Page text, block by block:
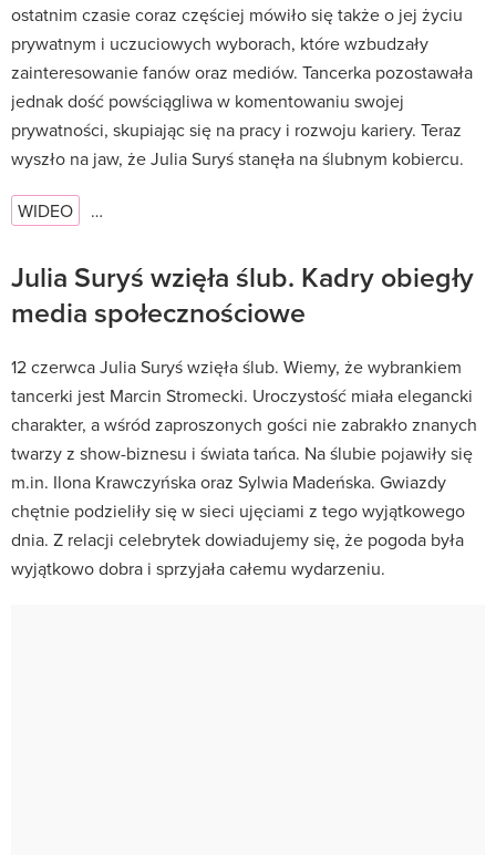
ostatnim czasie coraz częściej mówiło się także o jej życiu
prywatnym i uczuciowych wyborach, które wzbudzały
zainteresowanie fanów oraz mediów. Tancerka pozostawała
jednak dość powściągliwa w komentowaniu swojej
prywatności, skupiając się na pracy i rozwoju kariery. Teraz
wyszło na jaw, że Julia Suryś stanęła na ślubnym kobiercu.
WIDEO …
Julia Suryś wzięła ślub. Kadry obiegły
media społecznościowe
12 czerwca Julia Suryś wzięła ślub. Wiemy, że wybrankiem
tancerki jest Marcin Stromecki. Uroczystość miała elegancki
charakter, a wśród zaproszonych gości nie zabrakło znanych
twarzy z show-biznesu i świata tańca. Na ślubie pojawiły się
m.in. Ilona Krawczyńska oraz Sylwia Madeńska. Gwiazdy
chętnie podzieliłysię w sieci ujęciami z tego wyjątkowego
dnia. Z relacji celebrytek dowiadujemy się, że pogoda była
wyjątkowo dobra i sprzyjała całemu wydarzeniu.